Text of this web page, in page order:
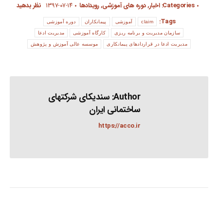
Categories: اخبار,دوره های آموزشی,رویدادها ۱۳۹۷-۰۷-۱۴ نظر بدهید
Tags:
claim آموزشی پیمانکاران دوره آموزشی
سازمان مدیریت و برنامه ریزی کارگاه آموزشی مدیریت ادعا
مدیریت ادعا در قراردادهای پیمانکاری موسسه عالی آموزش و پژوهش
Author: سندیکای شرکتهای
ساختمانی ایران
https://acco.ir